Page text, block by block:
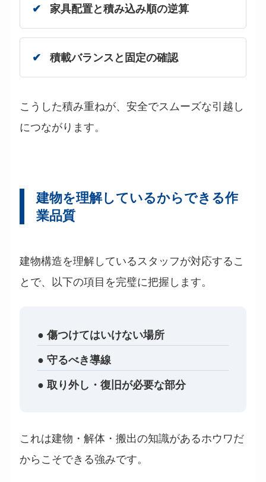
家具配置と積み込み順の逆算
積載バランスと固定の確認
こうした積み重ねが、安全でスムーズな引越し
につながります。
建物を理解しているからできる作
業品質
建物構造を理解しているスタッフが対応するこ
とで、以下の項目を完璧に把握します。
● 傷つけてはいけない場所
● 守るべき導線
● 取り外し・復旧が必要な部分
これは建物・解体・搬出の知識があるホウワだ
からこそできる強みです。